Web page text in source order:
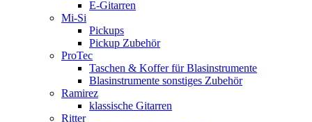
E-Gitarren
Mi-Si
Pickups
Pickup Zubehör
ProTec
Taschen & Koffer für Blasinstrumente
Blasinstrumente sonstiges Zubehör
Ramirez
klassische Gitarren
Ritter